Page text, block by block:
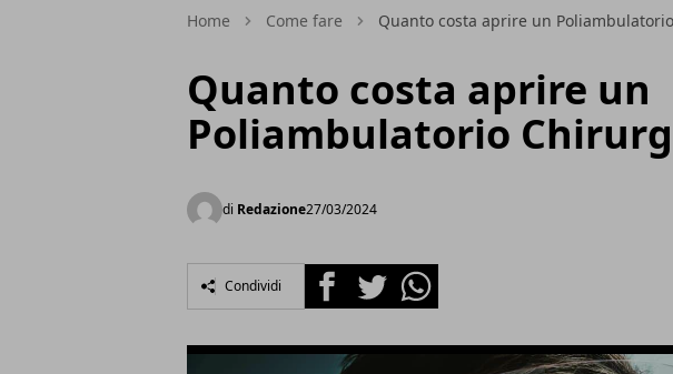
Home Come fare Quanto costa aprire un
Quanto costa aprire un
Poliambulatorio
di Redazione27/03/2024
Condividi FacebookTwitterWhatsapp